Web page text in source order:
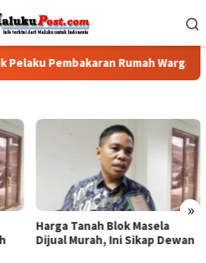
Pembakaran Rumah Warga
»
Harga Tanah Blok Masela
Dijual Murah, Ini Sikap Dewan